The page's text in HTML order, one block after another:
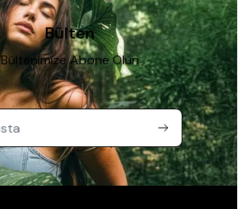
Bülten
Bültenimize Abone Olun